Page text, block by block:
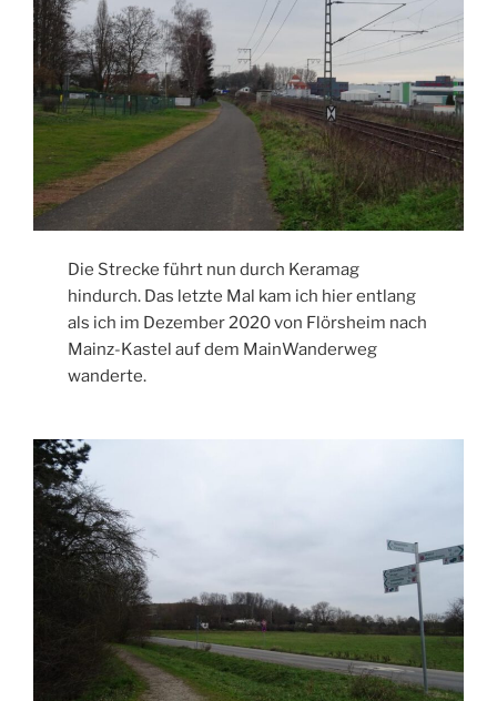
Die Strecke führt nun durch Keramag
hindurch. Das letzte Mal kam ich hier entlang
als ich im Dezember 2020 von Flörsheim nach
Mainz-Kastel auf dem MainWanderweg
wanderte.